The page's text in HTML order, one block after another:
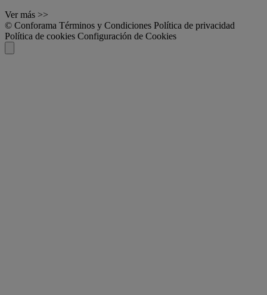
Ver más >>
© Conforama Términos y Condiciones Política de privacidad
Política de cookies Configuración de Cookies